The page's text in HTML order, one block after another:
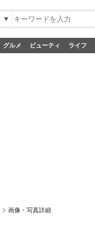
グルメ ビューティ ライフ
画像・写真詳細